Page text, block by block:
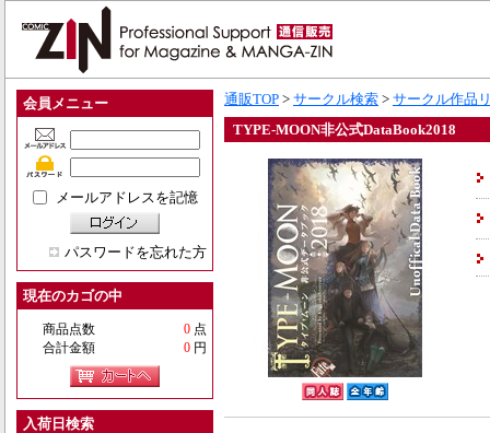
会員メニュー
メールアドレスを記憶
パスワードを忘れた方
現在のカゴの中
商品点数 0 点
合計金額
0 円
入荷日検索
通販TOP > サークル検索 > サークル作品
TYPE-MOON非公式DataBook2018